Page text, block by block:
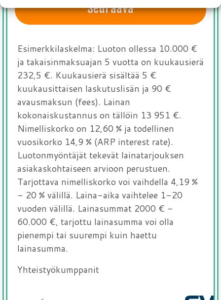
Seuraava
Esimerkkilaskelma: Luoton ollessa 10.000 €
ja takaisinmaksuajan 5 vuotta on kuukausierä
232,5 €. Kuukausierä sisältää 5 €
kuukausittaisen laskutuslisän ja 90 €
avausmaksun (fees). Lainan
kokonaiskustannus on tällöin 13 951 €.
Nimelliskorko on 12,60 % ja todellinen
vuosikorko 14,9 % (ARP interest rate).
Luotonmyöntäjät tekevät lainatarjouksen
asiakaskohtaiseen arvioon perustuen.
Tarjottava nimelliskorko voi vaihdella 4,19 %
- 20 % välillä. Laina-aika vaihtelee 1-20
vuoden välillä. Lainasummat 2000 € -
60.000 €, tarjottu lainasumma voi olla
pienempi tai suurempi kuin haettu
lainasumma.
Yhteistyökumppanit